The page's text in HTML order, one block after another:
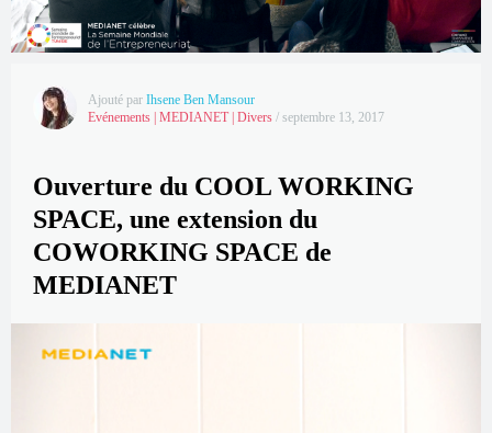
Ajouté par Ihsene Ben Mansour
Evénements | MEDIANET | Divers / septembre 13, 2017
Ouverture du COOL WORKING
SPACE, une extension du
COWORKING SPACE de
MEDIANET